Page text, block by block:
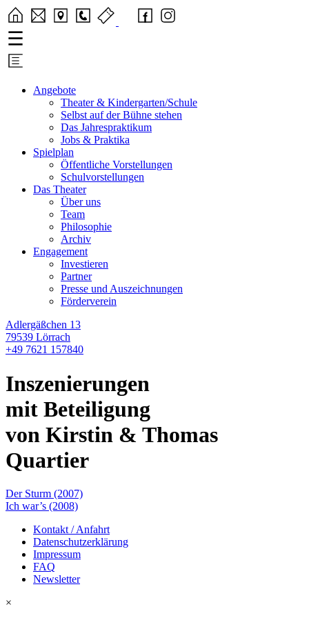
Angebote
Theater & Kindergarten/Schule
Selbst auf der Bühne stehen
Das Jahrespraktikum
Jobs & Praktika
Spielplan
Öffentliche Vorstellungen
Schulvorstellungen
Das Theater
Über uns
Team
Philosophie
Archiv
Engagement
Investieren
Partner
Presse und Auszeichnungen
Förderverein
Adlergäßchen 13
79539 Lörrach
+49 7621 157840
Inszenierungen
mit Beteiligung
von Kirstin & Thomas
Quartier
Der Sturm (2007)
Ich war’s (2008)
Kontakt / Anfahrt
Datenschutzerklärung
Impressum
FAQ
Newsletter
×